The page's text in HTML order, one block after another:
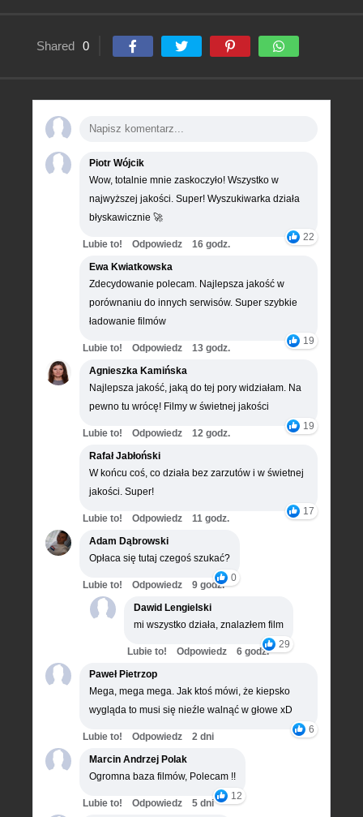
Shared 0
Piotr Wójcik
Wow, totalnie mnie zaskoczyło! Wszystko w
najwyższej jakości. Super! Wyszukiwarka działa
błyskawicznie 🚀
22
Lubie to! Odpowiedz
16 godz.
Ewa Kwiatkowska
Zdecydowanie polecam. Najlepsza jakość w
porównaniu do innych serwisów. Super szybkie
ładowanie filmów
19
Lubie to! Odpowiedz
13 godz.
Agnieszka Kamińska
Najlepsza jakość, jaką do tej pory widziałam. Na
pewno tu wrócę! Filmy w świetnej jakości
19
Lubie to! Odpowiedz
12 godz.
Rafał Jabłoński
W końcu coś, co działa bez zarzutów i w świetnej
jakości. Super!
17
Lubie to! Odpowiedz
11 godz.
Adam Dąbrowski
Opłaca się tutaj czegoś szukać?
0
Lubie to! Odpowiedz
9 godz.
Dawid Lengielski
mi wszystko działa, znalazłem film
29
Lubie to! Odpowiedz
6 godz.
Paweł Pietrzop
Mega, mega mega. Jak ktoś mówi, że kiepsko
wygląda to musi się nieźle walnąć w głowe xD
6
Lubie to! Odpowiedz
2 dni
Marcin Andrzej Polak
Ogromna baza filmów, Polecam !!
12
Lubie to! Odpowiedz
5 dni